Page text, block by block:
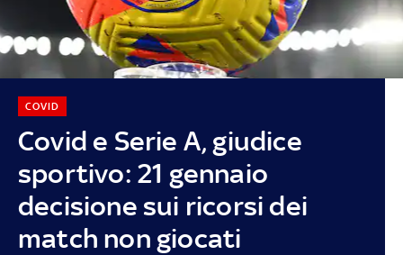
Covid e Serie A, giudice
sportivo: 21 gennaio
decisione sui ricorsi dei
match non giocati
COVID